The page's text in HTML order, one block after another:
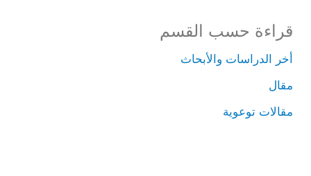
قراءة حسب القسم
أخر الدراسات والأبحاث
مقال
مقالات توعوية